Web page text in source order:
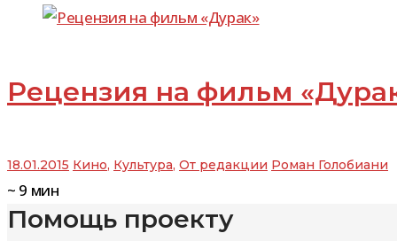
День:
18.01.2015
Рецензия на фильм
18.01.2015 Кино, Культура, От редакции Роман Голобиани
~ 9 мин
Помощь проекту